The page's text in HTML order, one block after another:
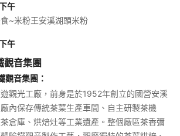
午
~米粉王安溪湖頭米粉
午
觀音集團
觀音集團 ：
觀光工廠，前身是於1952年創立的國營安溪
內保存傳統茶葉生產車間、自主研製茶機
倉庫、烘焙灶等工業遺產。整個廠區茶香彌